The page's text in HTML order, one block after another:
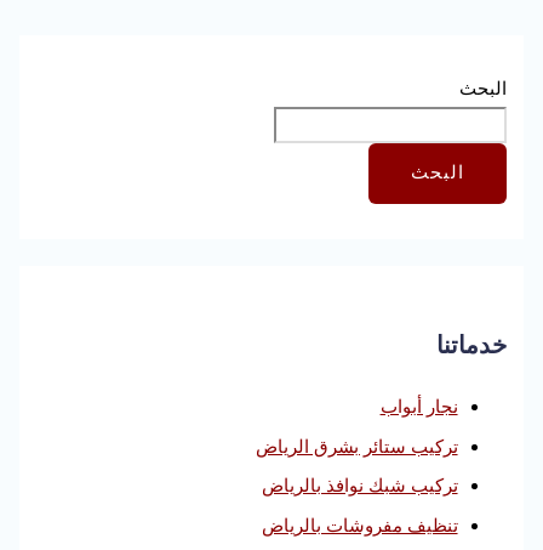
البحث
البحث
خدماتنا
نجار أبواب
تركيب ستائر بشرق الرياض
تركيب شبك نوافذ بالرياض
تنظيف مفروشات بالرياض